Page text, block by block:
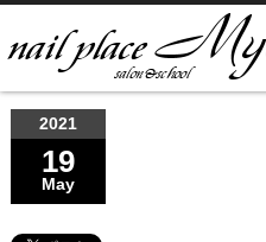
2021
19
May